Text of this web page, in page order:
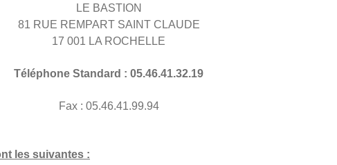
LE BASTION
81 RUE REMPART SAINT CLAUDE
17 001 LA ROCHELLE
Téléphone Standard : 05.46.41.32.19
Fax : 05.46.41.99.94
les suivantes :